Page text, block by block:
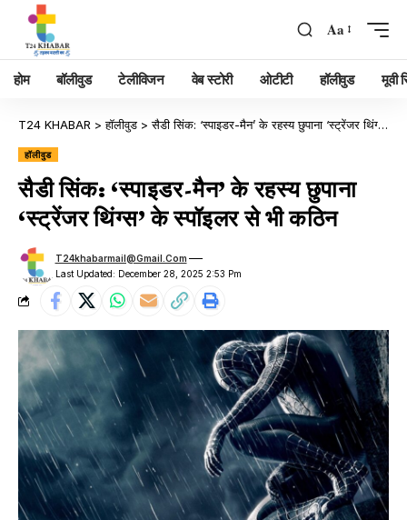
Aa
होम बॉलीवुड टेलीविजन वेब स्टोरी ओटीटी हॉलीवुड मूवी
T24 KHABAR >हॉलीवुड >सैडी सिंक: ‘स्पाइडर-मैन’ के रहस्य छुपाना ‘स्ट्रेंजर थिंग्स’ के स्पॉइलर से भी कठिन
हॉलीवुड
सैडी सिंक: ‘स्पाइडर-मैन’ के रहस्य छुपाना
‘स्ट्रेंजर थिंग्स’ के स्पॉइलर से भी कठिन
Last Updated: December 28, 2025 2:53 Pm
T24khabarmail@gmail.com